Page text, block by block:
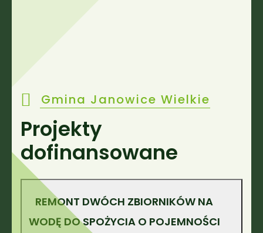
Gmina Janowice Wielkie
Projekty
dofinansowane
REMONT DWÓCH ZBIORNIKÓW NA
WODĘ DO SPOŻYCIA O POJEMNOŚCI